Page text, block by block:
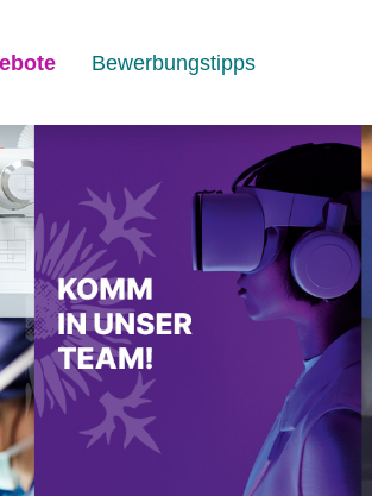
Bewerbungstipps